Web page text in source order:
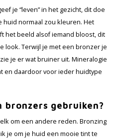
je “leven” in het gezicht, dit doe
huid normaal zou kleuren. Het
het beeld alsof iemand bloost, dit
look. Terwijl je met een bronzer je
je er wat bruiner uit. Mineralogie
en daardoor voor ieder huidtype
bronzers gebruiken?
om een andere reden. Bronzing
je om je huid een mooie tint te